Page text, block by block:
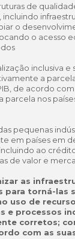
de
incluindo
o
o acesso
inclusiva e
a parcela
de acordo com
parcela nos
pequenas
em países em
ao
de valor e
as
para torná-las
uso de
e processos
corretos;
com as